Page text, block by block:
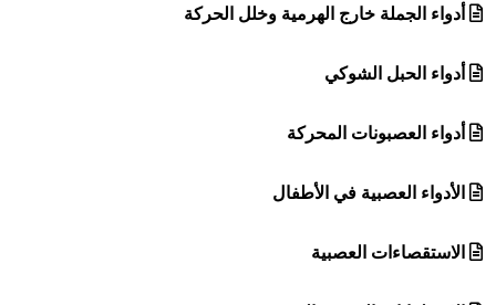
أدواء الجملة خارج الهرمية وخلل الحركة
أدواء الحبل الشوكي
أدواء العصبونات المحركة
الأدواء العصبية في الأطفال
الاستقصاءات العصبية